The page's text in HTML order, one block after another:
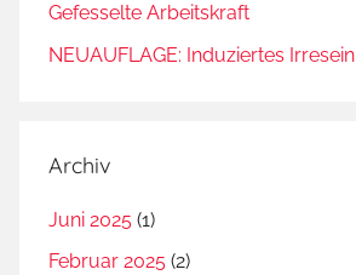
Gefesselte Arbeitskraft
NEUAUFLAGE: Induziertes Irresein
Archiv
Juni 2025 (1)
Februar 2025 (2)